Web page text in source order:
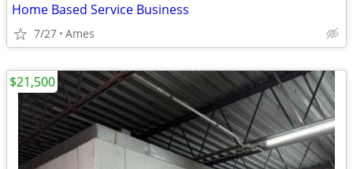
Home Based Service Business
7/27 Ames
$21,500